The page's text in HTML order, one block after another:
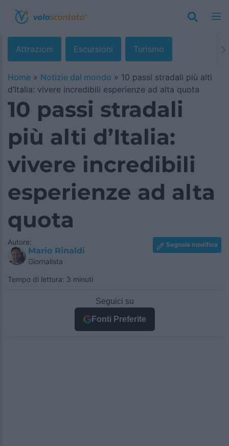
Attrazioni Escursioni Turismo
Home » Notizie dal mondo » 10 passi stradali più alti
d’Italia: vivere incredibili esperienze ad alta quota
10 passi stradali
più alti d’Italia:
vivere incredibili
esperienze ad alta
quota
Autore:
Mario Rinaldi
Giornalista
Segnala modifica
Tempo di lettura: 3 minuti
Seguici su
Fonti Preferite